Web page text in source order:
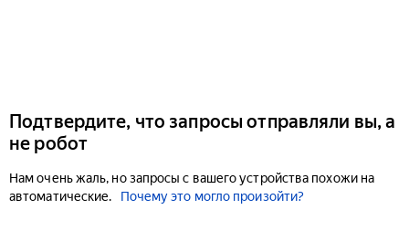
Подтвердите, что запросы отправляли вы, а
не робот
Нам очень жаль, но запросы с вашего устройства похожи на
автоматические.
Почему это могло произойти?